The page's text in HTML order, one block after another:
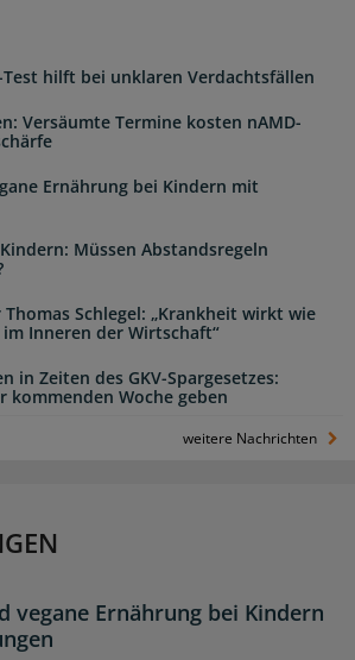
Test hilft bei unklaren Verdachtsfällen
Versäumte Termine kosten nAMD-
Ernährung bei Kindern mit
Müssen Abstandsregeln
Schlegel: „Krankheit wirkt wie
Inneren der Wirtschaft“
in Zeiten des GKV-Spargesetzes:
kommenden Woche geben
weitere Nachrichten
vegane Ernährung bei Kindern